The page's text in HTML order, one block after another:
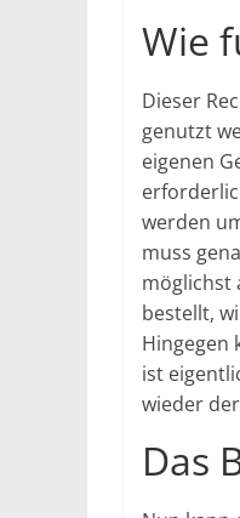
Wie
Dieser
genutzt
eigenen
werden
muss
möglichst
bestellt,
Hingegen
ist
wieder
Das